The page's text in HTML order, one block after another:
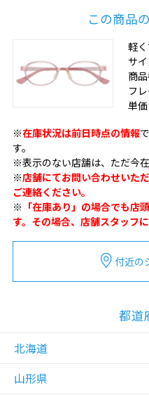
この商品
軽
サ
商品
フ
単価
※在庫状況は前日時点の情報
す。
※表示のない店舗は、ただ今
※店舗にてお問い合わせいた
ご連絡ください。
※ 「在庫あり」の場合でも店
す。その場合、店舗スタッフ
付近の
都道
北海道
山形県